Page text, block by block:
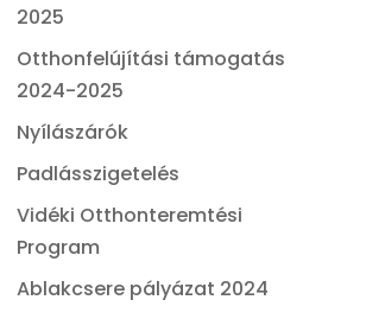
2025
Otthonfelújítási támogatás
2024-2025
Nyílászárók
Padlásszigetelés
Vidéki Otthonteremtési
Program
Ablakcsere pályázat 2024